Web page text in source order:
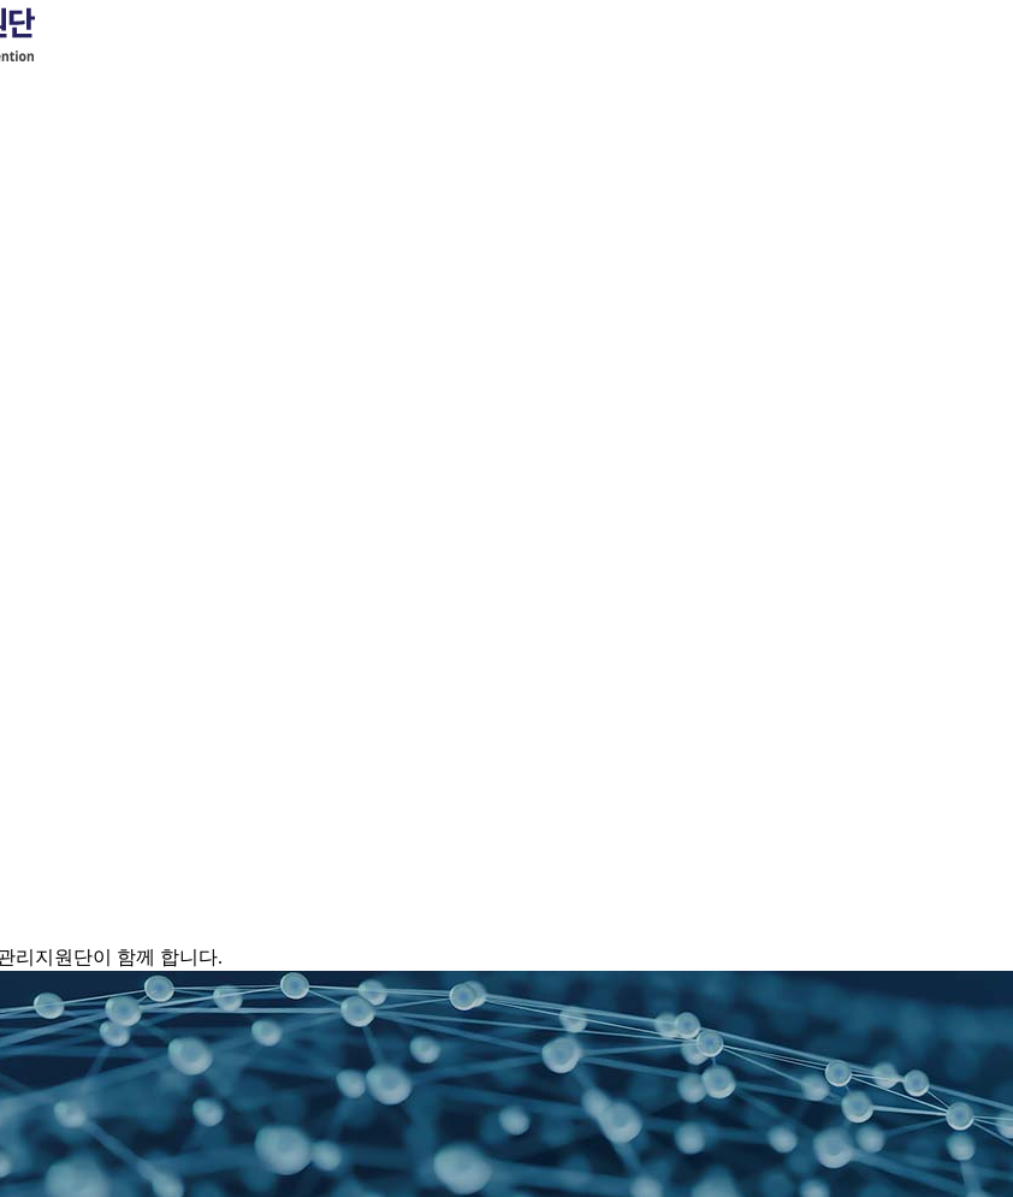
리지원단이 함께 합니다.